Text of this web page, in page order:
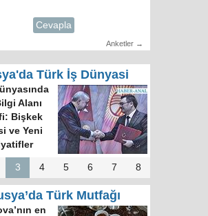
Cevapla
Anketler →
Türk İş Dünyasi
Alanı
Bişkek
ve Yeni
3 4 5 6 7 8
Türk Mutfağı
en